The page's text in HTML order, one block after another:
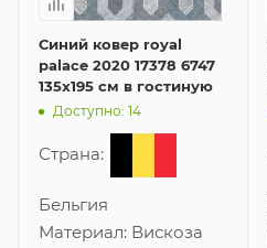
Синий ковер royal
palace 2020 17378 6747
135x195 см в гостиную
Доступно: 14
Страна:
Бельгия
Материал: Вискоза